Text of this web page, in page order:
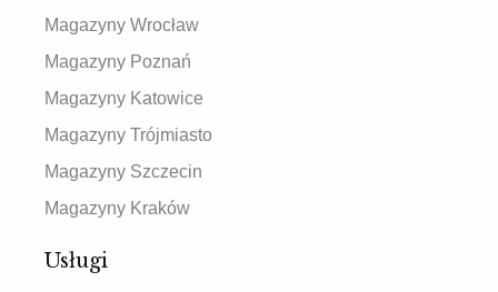
Magazyny Wrocław
Magazyny Poznań
Magazyny Katowice
Magazyny Trójmiasto
Magazyny Szczecin
Magazyny Kraków
Usługi